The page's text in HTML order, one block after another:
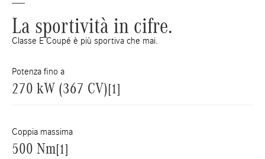
La sportività in cifre.
Classe E Coupé è più sportiva che mai.
Potenza fino a
270 kW (367 CV)[1]
Coppia massima
500 Nm[1]